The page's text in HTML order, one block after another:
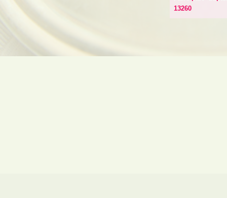
13260